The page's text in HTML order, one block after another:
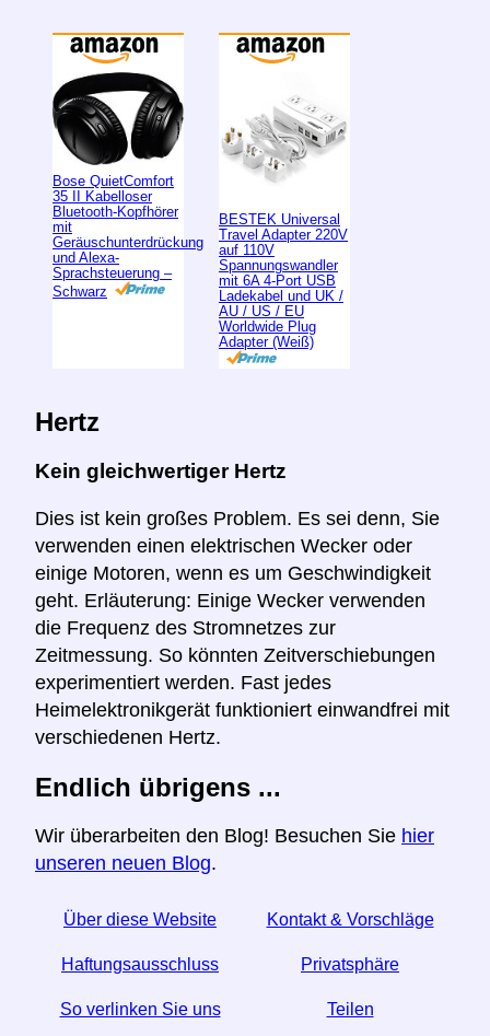
Bose QuietComfort
35 II Kabelloser
Bluetooth-Kopfhörer
mit
Geräuschunterdrückung
und Alexa-
Sprachsteuerung –
Schwarz
BESTEK Universal
Travel Adapter 220V
auf 110V
Spannungswandler
mit 6A 4-Port USB
Ladekabel und UK /
AU / US / EU
Worldwide Plug
Adapter (Weiß)
Hertz
Kein gleichwertiger Hertz
Dies ist kein großes Problem. Es sei denn, Sie
verwenden einen elektrischen Wecker oder
einige Motoren, wenn es um Geschwindigkeit
geht. Erläuterung: Einige Wecker verwenden
die Frequenz des Stromnetzes zur
Zeitmessung. So könnten Zeitverschiebungen
experimentiert werden. Fast jedes
Heimelektronikgerät funktioniert einwandfrei mit
verschiedenen Hertz.
Endlich übrigens ...
Wir überarbeiten den Blog! Besuchen Sie hier
unseren neuen Blog.
Über diese Website Kontakt & Vorschläge
Haftungsausschluss Privatsphäre
So verlinken Sie uns Teilen